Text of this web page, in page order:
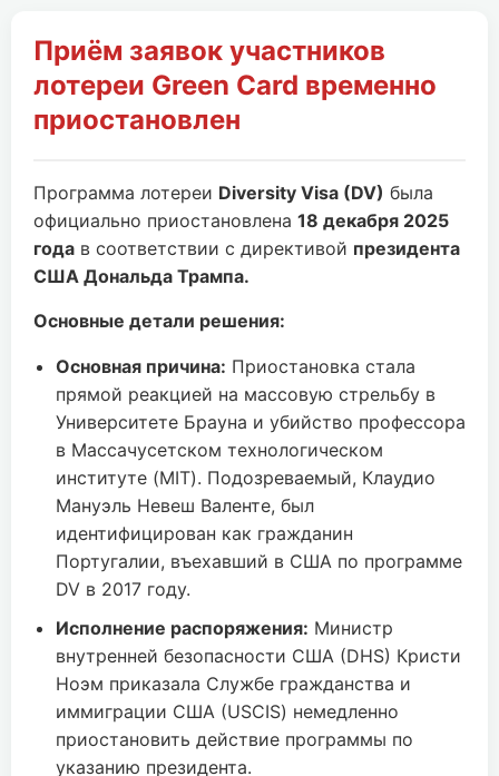
Приём заявок участников
лотереи Green Card временно
приостановлен
Программа лотереи Diversity Visa (DV) была
официально приостановлена 18 декабря 2025
года в соответствии с директивой президента
США Дональда Трампа.
Основные детали решения:
Основная причина: Приостановка стала
прямой реакцией на массовую стрельбу в
Университете Брауна и убийство профессора
в Массачусетском технологическом
институте (MIT). Подозреваемый, Клаудио
Мануэль Невеш Валенте, был
идентифицирован как гражданин
Португалии, въехавший в США по программе
DV в 2017 году.
Исполнение распоряжения: Министр
внутренней безопасности США (DHS) Кристи
Ноэм приказала Службе гражданства и
иммиграции США (USCIS) немедленно
приостановить действие программы по
указанию президента.